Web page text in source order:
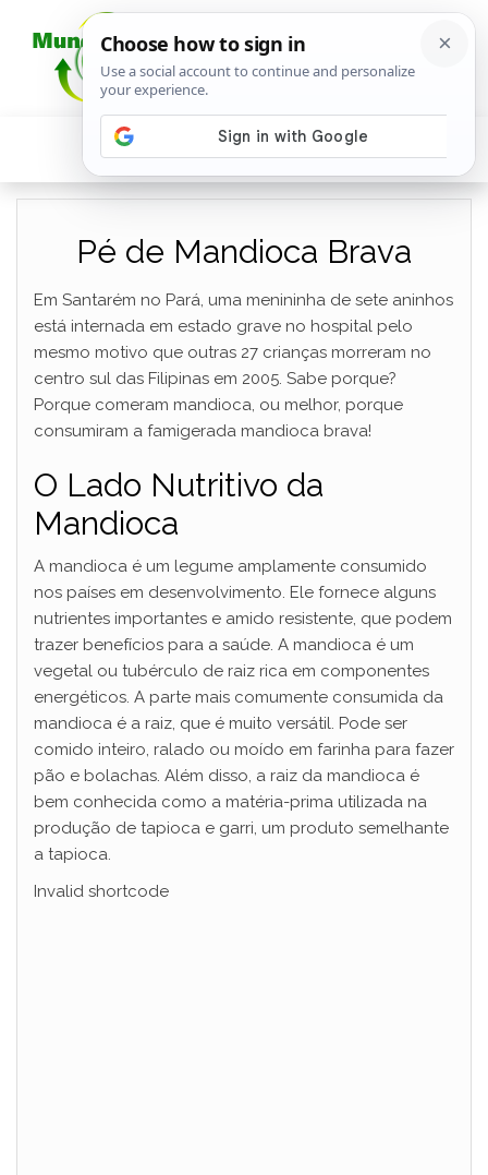
Pé de Mandioca Brava
Em Santarém no Pará, uma menininha de sete aninhos
está internada em estado grave no hospital pelo
mesmo motivo que outras 27 crianças morreram no
centro sul das Filipinas em 2005. Sabe porque?
Porque comeram mandioca, ou melhor, porque
consumiram a famigerada mandioca brava!
O Lado Nutritivo da
Mandioca
A mandioca é um legume amplamente consumido
nos países em desenvolvimento. Ele fornece alguns
nutrientes importantes e amido resistente, que podem
trazer benefícios para a saúde. A mandioca é um
vegetal ou tubérculo de raiz rica em componentes
energéticos. A parte mais comumente consumida da
mandioca é a raiz, que é muito versátil. Pode ser
comido inteiro, ralado ou moído em farinha para fazer
pão e bolachas. Além disso, a raiz da mandioca é
bem conhecida como a matéria-prima utilizada na
produção de tapioca e garri, um produto semelhante
a tapioca.
Invalid shortcode